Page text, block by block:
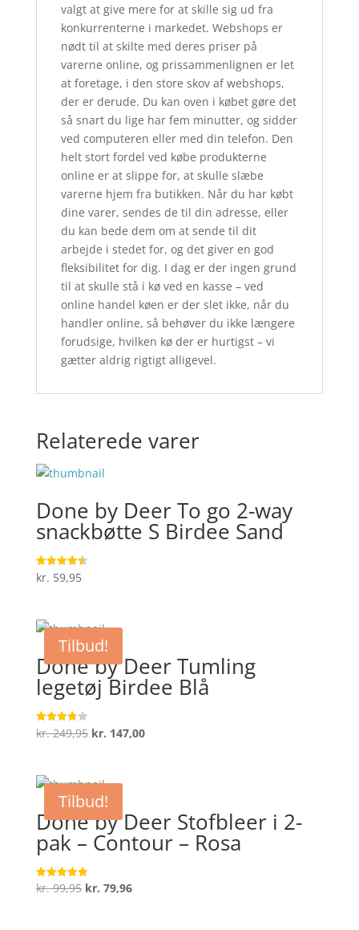
valgt at give mere for at skille sig ud fra
konkurrenterne i markedet. Webshops er
nødt til at skilte med deres priser på
varerne online, og prissammenlignen er let
at foretage, i den store skov af webshops,
der er derude. Du kan oven i købet gøre det
så snart du lige har fem minutter, og sidder
ved computeren eller med din telefon. Den
helt stort fordel ved købe produkterne
online er at slippe for, at skulle slæbe
varerne hjem fra butikken. Når du har købt
dine varer, sendes de til din adresse, eller
du kan bede dem om at sende til dit
arbejde i stedet for, og det giver en god
fleksibilitet for dig. I dag er der ingen grund
til at skulle stå i kø ved en kasse – ved
online handel køen er der slet ikke, når du
handler online, så behøver du ikke længere
forudsige, hvilken kø der er hurtigst – vi
gætter aldrig rigtigt alligevel.
Relaterede varer
Done by Deer To go 2-way
snackbøtte S Birdee Sand
Vurderet
4.5
kr. 59,95
Tilbud!
Done by Deer Tumling
legetøj Birdee Blå
Vurderet
3.8
kr.249,95 Den
var:
kr. 249,95.
kr. 147,00Den
Tilbud!
Done by Deer Stofbleer i 2-
pak – Contour – Rosa
Vurderet
4.9
kr.99,95 Den
kr. 79,96Den